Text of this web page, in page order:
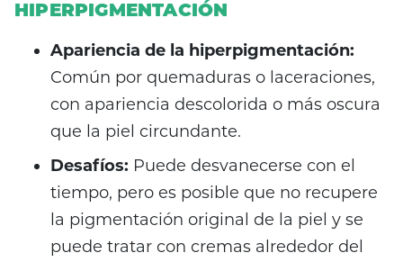
HIPERPIGMENTACIÓN
Apariencia de la hiperpigmentación:
Común por quemaduras o laceraciones,
con apariencia descolorida o más oscura
que la piel circundante.
Desafíos: Puede desvanecerse con el
tiempo, pero es posible que no recupere
la pigmentación original de la piel y se
puede tratar con cremas alrededor del